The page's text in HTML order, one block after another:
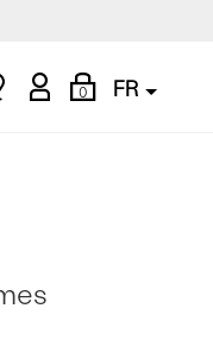
Find
My
Account
0
Shopping
Bag
FR